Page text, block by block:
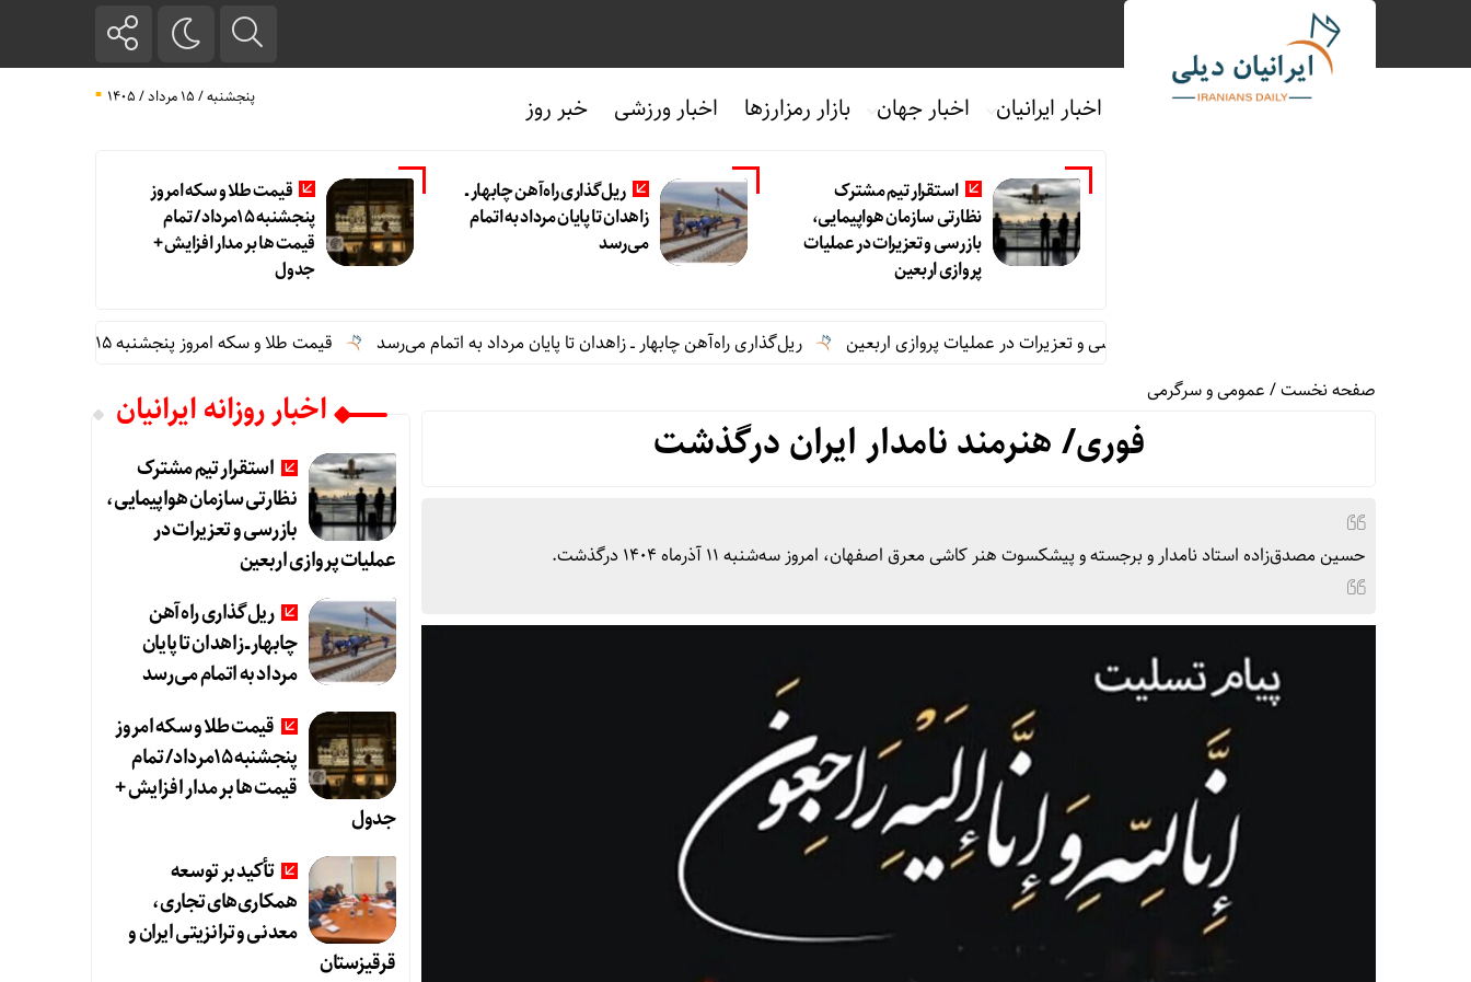
اخبار ایرانیان اخبار جهان بازار رمزارزها اخبار ورزشی خبر روز پنجشنبه / ۱۵ مرداد / ۱۴۰۵
استقرار تیم مشترک
نظارتی سازمان هواپیمایی،
بازرسی و تعزیرات در عملیات
پروازی اربعین
ریل‌گذاری راه‌آهن چابهار ــ
زاهدان تا پایان مرداد به اتمام
می‌رسد
قیمت طلا و سکه امروز
پنجشنبه 15مرداد/ تمام
قیمت ها بر مدار افزایش +
جدول
مشترک نظارتی سازمان هواپیمایی، بازرسی و تعزیرات در عملیات پروازی اربعین ریل‌گذاری راه‌آهن چابهار ــ زاهدان تا پایان مرداد به اتمام می‌رسد
قیمت طلا و سکه امروز پنجشنبه 15مرداد/ تمام قیمت ها بر مدار افزایش + جدول
صفحه نخست/عمومی و سرگرمی
فوری/ هنرمند نامدار ایران درگذشت
حسین مصدق‌زاده استاد نامدار و برجسته و پیشکسوت هنر کاشی معرق اصفهان، امروز سه‌شنبه ۱۱ آذرماه ۱۴۰۴ درگذشت.
اخبار روزانه ایرانیان
استقرار تیم مشترک
نظارتی سازمان هواپیمایی،
بازرسی و تعزیرات در
عملیات پروازی اربعین
ریل‌گذاری راه‌آهن
چابهار ــ زاهدان تا پایان
مرداد به اتمام می‌رسد
قیمت طلا و سکه امروز
پنجشنبه 15مرداد/ تمام
قیمت ها بر مدار افزایش +
جدول
تأکید بر توسعه
همکاری‌های تجاری،
معدنی و ترانزیتی ایران و
قرقیزستان